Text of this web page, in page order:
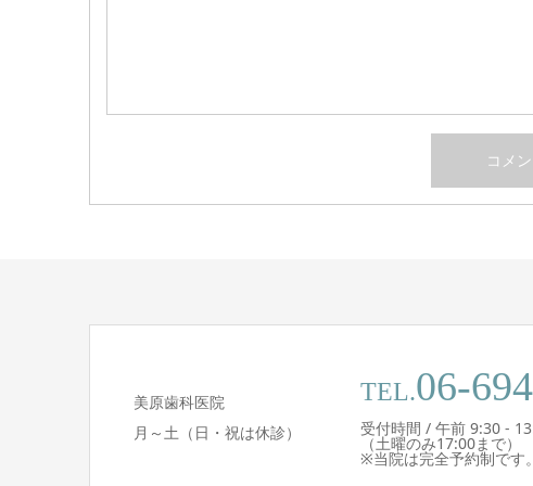
美原歯科医院
月～土（日・祝は休診）
TEL.06-
受付時間 / 午前 9:30 -
（土曜のみ17:00まで）
※当院は完全予約制です。